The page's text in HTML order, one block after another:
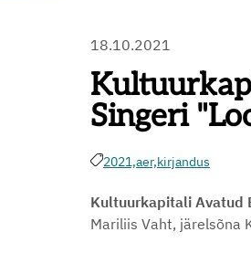
18.10.2021
Singeri
2021,aer,kirjandus
Kultuurkapitali Avatud
Mariliis Vaht, järelsõna